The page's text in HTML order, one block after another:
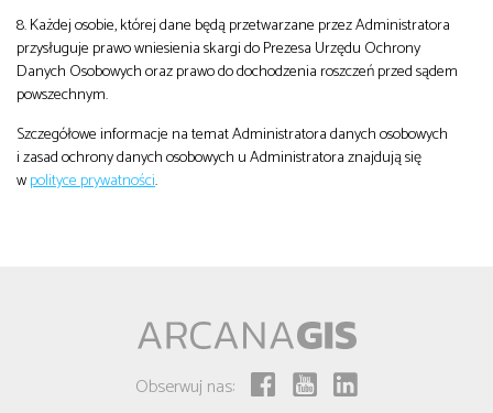
8. Każdej osobie, której dane będą przetwarzane przez Administratora
przysługuje prawo wniesienia skargi do Prezesa Urzędu Ochrony
Danych Osobowych oraz prawo do dochodzenia roszczeń przed sądem
powszechnym.
Szczegółowe informacje na temat Administratora danych osobowych
i zasad ochrony danych osobowych u Administratora znajdują się
wpolityce prywatności.
Obserwuj nas: